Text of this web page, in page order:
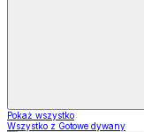
Pokaż wszystko
Wszystko z Gotowe dywany